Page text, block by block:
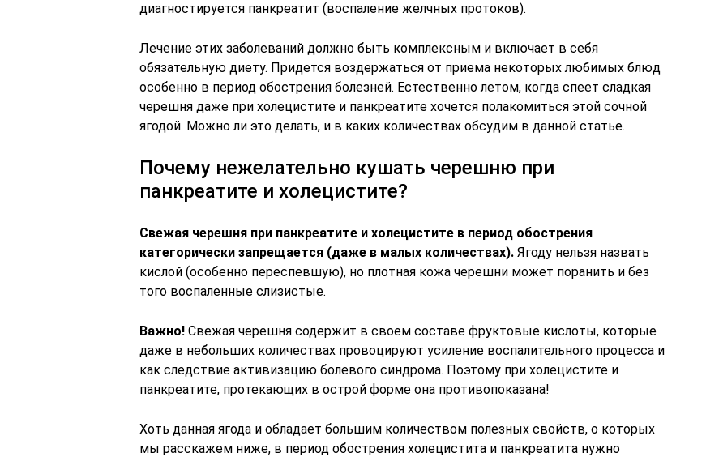
диагностируется панкреатит (воспаление желчных протоков).
Лечение этих заболеваний должно быть комплексным и включает в себя
обязательную диету. Придется воздержаться от приема некоторых любимых блюд
особенно в период обострения болезней. Естественно летом, когда спеет сладкая
черешня даже при холецистите и панкреатите хочется полакомиться этой сочной
ягодой. Можно ли это делать, и в каких количествах обсудим в данной статье.
Почему нежелательно кушать черешню при
панкреатите и холецистите?
Свежая черешня при панкреатите и холецистите в период обострения
категорически запрещается (даже в малых количествах). Ягоду нельзя назвать
кислой (особенно переспевшую), но плотная кожа черешни может поранить и без
того воспаленные слизистые.
Важно! Свежая черешня содержит в своем составе фруктовые кислоты, которые
даже в небольших количествах провоцируют усиление воспалительного процесса и
как следствие активизацию болевого синдрома. Поэтому при холецистите и
панкреатите, протекающих в острой форме она противопоказана!
Хоть данная ягода и обладает большим количеством полезных свойств, о которых
мы расскажем ниже, в период обострения холецистита и панкреатита нужно